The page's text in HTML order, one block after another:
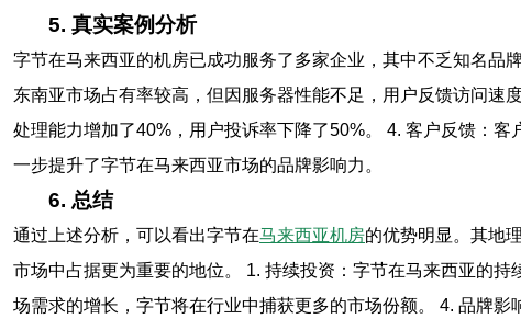
5. 真实案例分析
字节在马来西亚的机房已成功服务了多家企业，其中不乏知名品
东南亚市场占有率较高，但因服务器性能不足，用户反馈访问速
处理能力增加了40%，用户投诉率下降了50%。 4. 客户反馈：
一步提升了字节在马来西亚市场的品牌影响力。
6. 总结
通过上述分析，可以看出字节在马来西亚机房的优势明显。其地
市场中占据更为重要的地位。 1. 持续投资：字节在马来西亚的
场需求的增长，字节将在行业中捕获更多的市场份额。 4. 品牌